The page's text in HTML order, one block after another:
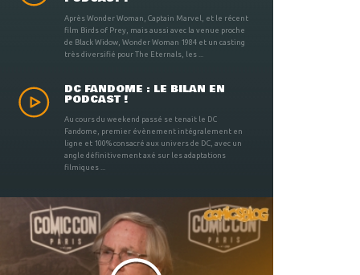
Après Wonder Woman, Captain Marvel, et le récent
film Birds of Prey, mais aussi avec la venue proche
de Black Widow, Wonder Woman 1984 et un casting
très diversifié pour The Eternals, les ...
DC FANDOME : LE BILAN EN
PODCAST !
Au cours du weekend passé se tenait le DC
Fandome, premier évènement intégralement en
ligne et 100% consacré aux univers de DC, avec un
angle définitivement axé sur les adaptations
filmiques ...